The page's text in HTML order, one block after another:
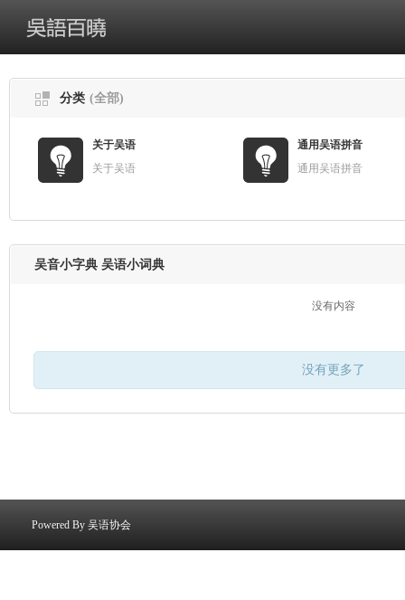
分类 (全部)
关于吴语
关于吴语
通用吴语拼音
通用吴语拼音
吴音小字典 吴语小词典
没有内容
没有更多了
Powered By 吴语协会